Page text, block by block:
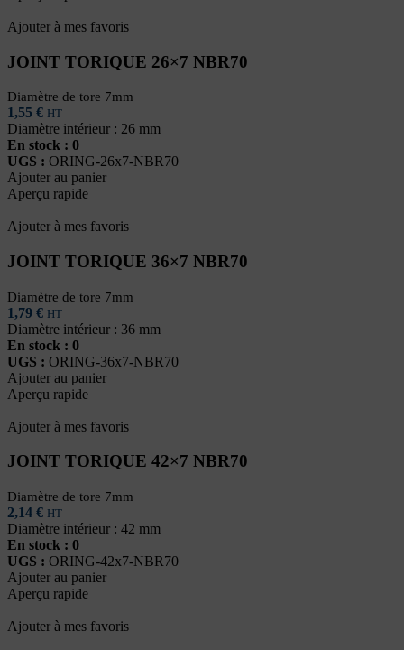
Ajouter à mes favoris
JOINT TORIQUE 26×7 NBR70
Diamètre de tore 7mm
1,55 € HT
Diamètre intérieur : 26 mm
En stock : 0
UGS : ORING-26x7-NBR70
Ajouter au panier
Aperçu rapide
Ajouter à mes favoris
JOINT TORIQUE 36×7 NBR70
Diamètre de tore 7mm
1,79 € HT
Diamètre intérieur : 36 mm
En stock : 0
UGS : ORING-36x7-NBR70
Ajouter au panier
Aperçu rapide
Ajouter à mes favoris
JOINT TORIQUE 42×7 NBR70
Diamètre de tore 7mm
2,14 € HT
Diamètre intérieur : 42 mm
En stock : 0
UGS : ORING-42x7-NBR70
Ajouter au panier
Aperçu rapide
Ajouter à mes favoris